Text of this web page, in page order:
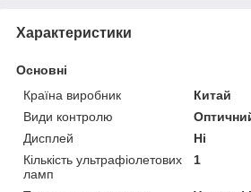
Характеристики
Основні
Країна виробник
Китай
Види контролю
Дисплей
Ні
Кількість ультрафіолетових
ламп
1